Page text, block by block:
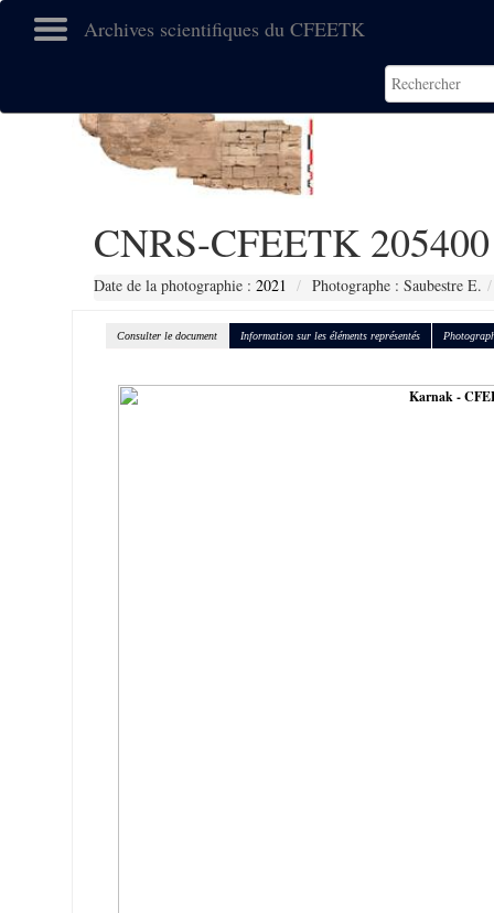
Archives scientifiques du CFEETK
CNRS-CFEETK 205400
Date de la photographie : 2021 Photographe : Saubestre E.
Consulter le document Information sur les éléments représentés